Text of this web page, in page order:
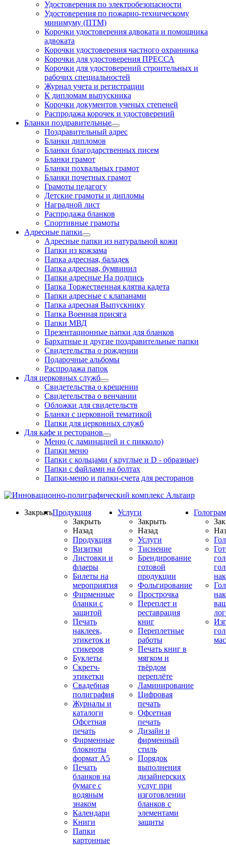
Удостоверения по электробезопасности
Удостоверения по пожарно-техническому
минимуму (ПТМ)
Корочки удостоверения адвоката и помощника
адвоката
Корочки удостоверения частного охранника
Корочки для удостоверения ПРЕССА
Корочки для удостоверений строительных и
рабочих специальностей
Журнал учета и регистрации
К дипломам выпускника
Корочки документов ученых степеней
Распродажа корочек и удостоверений
Бланки поздравительные
Поздравительный адрес
Бланки дипломов
Бланки благодарственных писем
Бланки грамот
Бланки похвальных грамот
Бланки почетных грамот
Грамоты педагогу
Детские грамоты и дипломы
Наградной лист
Распродажа бланков
Спортивные грамоты
Адресные папки
Адресные папки из натуральной кожи
Папки из кожзама
Папка адресная, баладек
Папка адресная, бумвинил
Папки адресные На подпись
Папка Торжественная клятва кадета
Папки адресные с клапанами
Папка адресная Выпускнику
Папка Военная присяга
Папки МВД
Презентационные папки для бланков
Бархатные и другие поздравительные папки
Свидетельства о рождении
Подарочные альбомы
Распродажа папок
Для церковных служб
Свидетельства о крещении
Свидетельства о венчании
Обложки для свидетельств
Бланки с церковной тематикой
Папки для церковных служб
Для кафе и ресторанов
Меню (с ламинацией и с пикколо)
Папки меню
Папки с кольцами ( круглые и D - образные)
Папки с файлами на болтах
Папки-меню и папки-счета для ресторанов
ЗакрытьПродукция
Закрыть
Назад
Продукция
Визитки
Листовки и
флаеры
Билеты на
мероприятия
Фирменные
бланки с
защитой
Печать
наклеек,
этикеток и
стикеров
Буклеты
Скретч-
этикетки
Свадебная
полиграфия
Журналы и
каталоги
Офсетная
печать
Фирменные
блокноты
формат А5
Печать
бланков на
бумаге с
водяным
знаком
Календари
Книги
Папки
картонные
Услуги
Закрыть
Назад
Услуги
Тиснение
Брендирование
готовой
продукции
Фольгирование
Прострочка
Переплет и
реставрация
книг
Переплетные
работы
Печать книг в
мягком и
твёрдом
переплёте
Ламинирование
Цифровая
печать
Офсетная
печать
Дизайн и
фирменный
стиль
Порядок
выполнения
дизайнерских
услуг при
изготовлении
бланков с
элементами
защиты